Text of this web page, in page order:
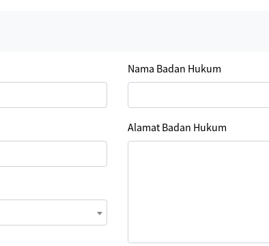
Nama Badan Hukum
Alamat Badan Hukum